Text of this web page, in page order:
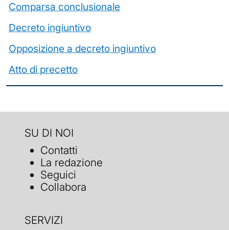
Comparsa conclusionale
Decreto ingiuntivo
Opposizione a decreto ingiuntivo
Atto di precetto
SU DI NOI
Contatti
La redazione
Seguici
Collabora
SERVIZI